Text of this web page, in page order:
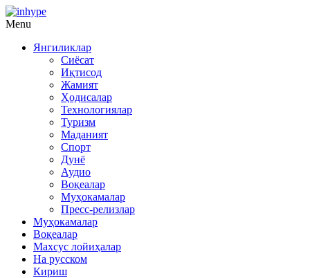
Menu
Янгиликлар
Сиёсат
Иқтисод
Жамият
Ҳодисалар
Технологиялар
Туризм
Маданият
Спорт
Дунё
Аудио
Воқеалар
Муҳокамалар
Пресс-релизлар
Муҳокамалар
Воқеалар
Махсус лойиҳалар
На русском
Кириш